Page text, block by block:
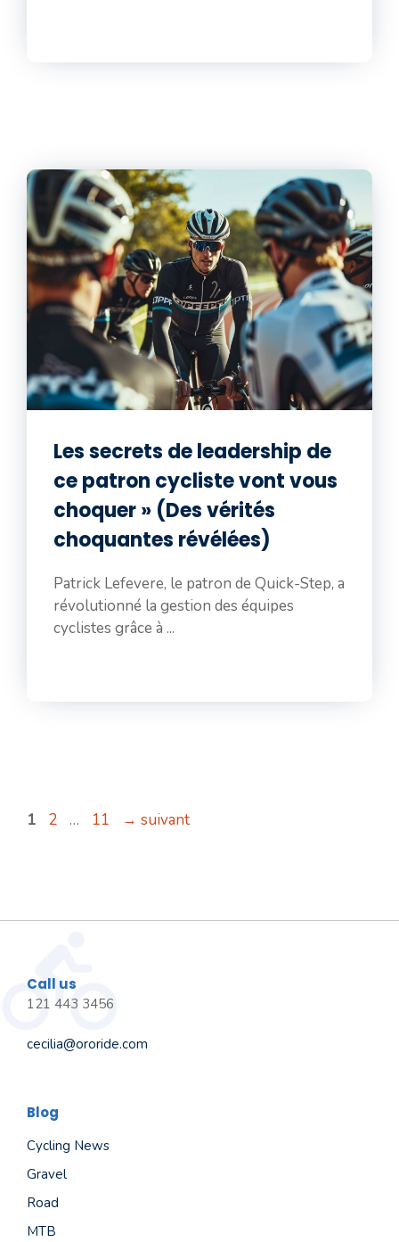
Les secrets de leadership de
ce patron cycliste vont vous
choquer » (Des vérités
choquantes révélées)
Patrick Lefevere, le patron de Quick-Step, a
révolutionné la gestion des équipes
cyclistes grâce à ...
Page
1 Page
2 … Page
11 → suivant
Call us
121 443 3456
cecilia@ororide.com
Blog
Cycling News
Gravel
Road
MTB